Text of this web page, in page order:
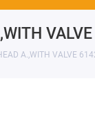
A.,WITH VALVE